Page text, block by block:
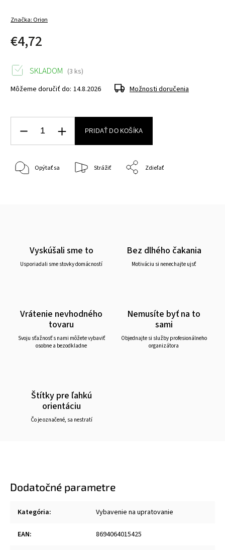
Značka: Orion
€4,72
SKLADOM (3 ks)
Môžeme doručiť do: 14.8.2026 Možnosti doručenia
PRIDAŤ DO KOŠÍKA
Opýtať sa Strážiť Zdieľať
Vyskúšali sme to
Usporiadali sme stovky domácností
Bez dlhého čakania
Motiváciu si nenechajte ujsť
Vrátenie nevhodného
tovaru
Svoju sťažnosť s nami môžete vybaviť
osobne a bezodkladne
Nemusíte byť na to
sami
Objednajte si služby profesionálneho
organizátora
Štítky pre ľahkú
orientáciu
Čo je označené, sa nestratí
Dodatočné parametre
Kategória: Vybavenie na upratovanie
EAN: 8694064015425